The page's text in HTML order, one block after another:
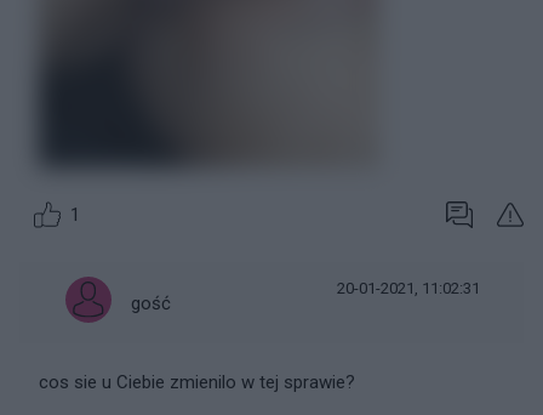
1
gość
20-01-2021, 11:02:31
cos sie u Ciebie zmienilo w tej sprawie?